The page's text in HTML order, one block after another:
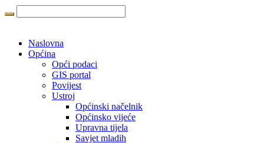
Naslovna
Općina
Opći podaci
GIS portal
Povijest
Ustroj
Općinski načelnik
Općinsko vijeće
Upravna tijela
Savjet mladih